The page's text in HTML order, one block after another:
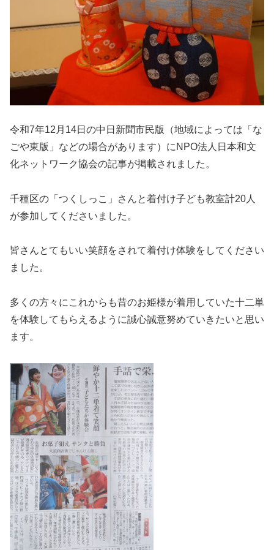
令和7年12月14日の中日新聞市民版（地域によっては「な
ごや東版」などの場合があります）にNPO法人日本和文
化ネットワーク協会の記事が掲載されました。
千種区の「つくしっこ」さんと着付け子ども教室計20人
が参加してくださいました。
皆さんとてもいい笑顔をされて着付け体験をしてください
ました。
多くの方々にこれからも昔のお姫様が着用していた十二単
を体験してもらえるように誠心誠意努めていきたいと思い
ます。